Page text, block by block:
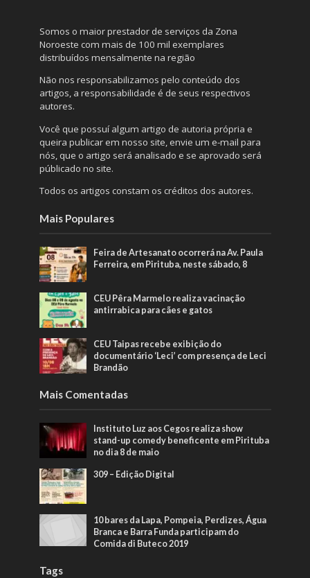
Somos o maior prestador de serviços da Zona
Noroeste com mais de 100 mil exemplares
distribuídos mensalmente na região
Não nos responsabilizamos pelo conteúdo dos
artigos, a responsabilidade é de seus respectivos
autores.
Você que possuí algum artigo de autoria própria e
queira publicar em nosso site, envie um e-mail para
nós, que o artigo será analisado e se aprovado será
públicado no site.
Todos os artigos constam os créditos dos autores.
Mais Populares
Feira de Artesanato ocorrerá na Av. Paula
Ferreira, em Pirituba, neste sábado, 8
CEU Pêra Marmelo realiza vacinação
antirrabica para cães e gatos
CEU Taipas recebe exibição do
documentário ‘Leci’ com presença de Leci
Brandão
Mais Comentadas
Instituto Luz aos Cegos realiza show
stand-up comedy beneficente em Pirituba
no dia 8 de maio
309 – Edição Digital
10 bares da Lapa, Pompeia, Perdizes, Água
Branca e Barra Funda participam do
Comida di Buteco 2019
Tags